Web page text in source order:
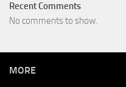
Recent Comments
No comments to show.
MORE